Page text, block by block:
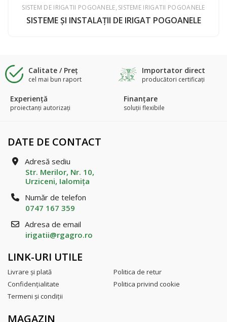
SISTEM DE IRIGATII POGOANELE SISTEME IRIGATII POGOANELE
SISTEME ŞI INSTALAŢII DE IRIGAT POGOANELE
Calitate / Preţ
cel mai bun raport
Importator direct
producători certificaţi
Experienţă
proiectanți autorizați
Finanțare
soluții flexibile
DATE DE CONTACT
Adresă sediu
Str. Merilor, Nr. 10,
Urziceni, Ialomiţa
Număr de telefon
0747 167 359
Adresa de email
irigatii@rgagro.ro
LINK-URI UTILE
Livrare şi plată
Politica de retur
Confidenţialitate
Politica privind cookie
Termeni şi condiţii
MAGAZIN